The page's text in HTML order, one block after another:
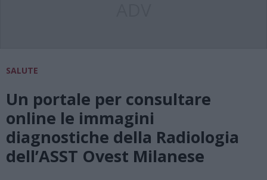
SALUTE
Un portale per consultare
online le immagini
diagnostiche della Radiologia
dell’ASST Ovest Milanese